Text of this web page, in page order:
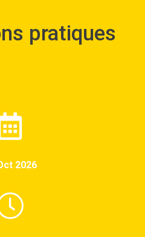
pratiques
2026